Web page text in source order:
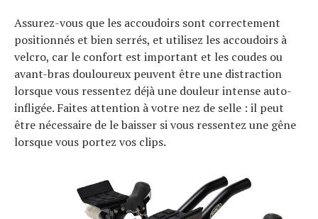
Assurez-vous que les accoudoirs sont correctement
positionnés et bien serrés, et utilisez les accoudoirs à
velcro, car le confort est important et les coudes ou
avant-bras douloureux peuvent être une distraction
lorsque vous ressentez déjà une douleur intense auto-
infligée. Faites attention à votre nez de selle : il peut
être nécessaire de le baisser si vous ressentez une gêne
lorsque vous portez vos clips.